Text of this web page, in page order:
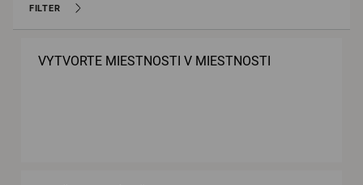
FILTER
VYTVORTE MIESTNOSTI V MIESTNOSTI